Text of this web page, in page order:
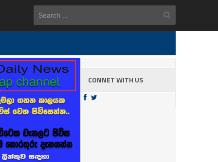
CONNET WITH US